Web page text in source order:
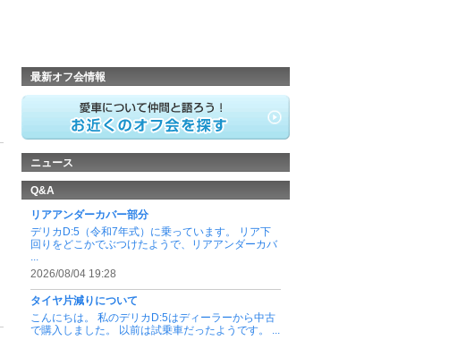
最新オフ会情報
ニュース
Q&A
リアアンダーカバー部分
デリカD:5（令和7年式）に乗っています。 リア下
回りをどこかでぶつけたようで、リアアンダーカバ
...
2026/08/04 19:28
タイヤ片減りについて
こんにちは。 私のデリカD:5はディーラーから中古
で購入しました。 以前は試乗車だったようです。 ...